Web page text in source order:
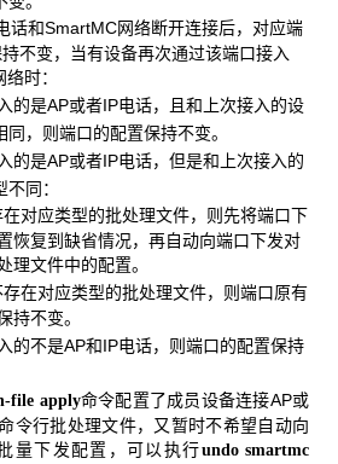
和SmartMC网络断开连接后，对应端
不变，当有设备再次通过该端口接入
时：
是AP或者IP电话，且和上次接入的设
同，则端口的配置保持不变。
是AP或者IP电话，但是和上次接入的
同：
应类型的批处理文件，则先将端口下
恢复到缺省情况，再自动向端口下发对
理文件中的配置。
对应类型的批处理文件，则端口原有
持不变。
不是AP和IP电话，则端口的配置保持
file apply命令配置了成员设备连接AP或
令行批处理文件，又暂时不希望自动向
量下发配置，可以执行undo smartmc